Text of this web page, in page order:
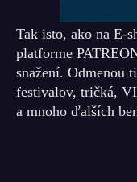
Tak isto, ako na E-
platforme
snažení. Odmenou
festivalov, tričká,
a mnoho ďalších